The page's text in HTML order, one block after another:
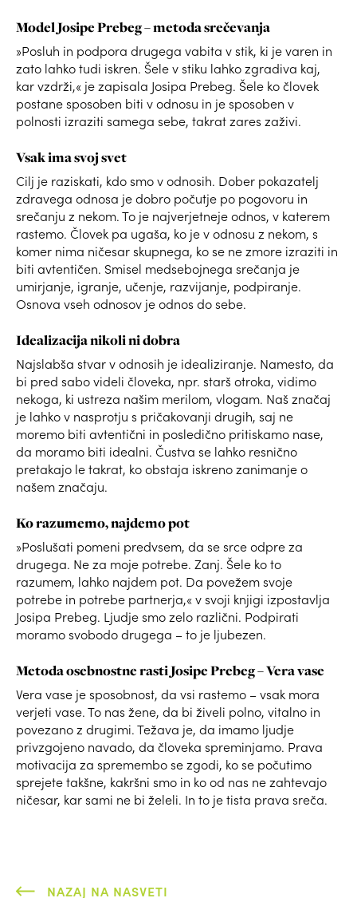
Model Josipe Prebeg – metoda srečevanja
»Posluh in podpora drugega vabita v stik, ki je varen in
zato lahko tudi iskren. Šele v stiku lahko zgradiva kaj,
kar vzdrži,« je zapisala Josipa Prebeg. Šele ko človek
postane sposoben biti v odnosu in je sposoben v
polnosti izraziti samega sebe, takrat zares zaživi.
Vsak ima svoj svet
Cilj je raziskati, kdo smo v odnosih. Dober pokazatelj
zdravega odnosa je dobro počutje po pogovoru in
srečanju z nekom. To je najverjetneje odnos, v katerem
rastemo. Človek pa ugaša, ko je v odnosu z nekom, s
komer nima ničesar skupnega, ko se ne zmore izraziti in
biti avtentičen. Smisel medsebojnega srečanja je
umirjanje, igranje, učenje, razvijanje, podpiranje.
Osnova vseh odnosov je odnos do sebe.
Idealizacija nikoli ni dobra
Najslabša stvar v odnosih je idealiziranje. Namesto, da
bi pred sabo videli človeka, npr. starš otroka, vidimo
nekoga, ki ustreza našim merilom, vlogam. Naš značaj
je lahko v nasprotju s pričakovanji drugih, saj ne
moremo biti avtentični in posledično pritiskamo nase,
da moramo biti idealni. Čustva se lahko resnično
pretakajo le takrat, ko obstaja iskreno zanimanje o
našem značaju.
Ko razumemo, najdemo pot
»Poslušati pomeni predvsem, da se srce odpre za
drugega. Ne za moje potrebe. Zanj. Šele ko to
razumem, lahko najdem pot. Da povežem svoje
potrebe in potrebe partnerja,« v svoji knjigi izpostavlja
Josipa Prebeg. Ljudje smo zelo različni. Podpirati
moramo svobodo drugega – to je ljubezen.
Metoda osebnostne rasti Josipe Prebeg – Vera vase
Vera vase je sposobnost, da vsi rastemo – vsak mora
verjeti vase. To nas žene, da bi živeli polno, vitalno in
povezano z drugimi. Težava je, da imamo ljudje
privzgojeno navado, da človeka spreminjamo. Prava
motivacija za spremembo se zgodi, ko se počutimo
sprejete takšne, kakršni smo in ko od nas ne zahtevajo
ničesar, kar sami ne bi želeli. In to je tista prava sreča.
NAZAJ NA NASVETI